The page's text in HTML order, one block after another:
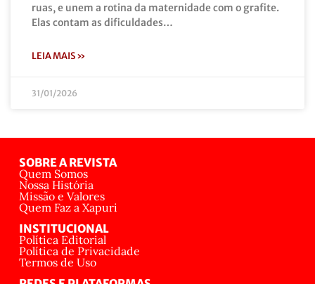
ruas, e unem a rotina da maternidade com o grafite.
Elas contam as dificuldades…
LEIA MAIS »
31/01/2026
SOBRE A REVISTA
Quem Somos
Nossa História
Missão e Valores
Quem Faz a Xapuri
INSTITUCIONAL
Política Editorial
Política de Privacidade
Termos de Uso